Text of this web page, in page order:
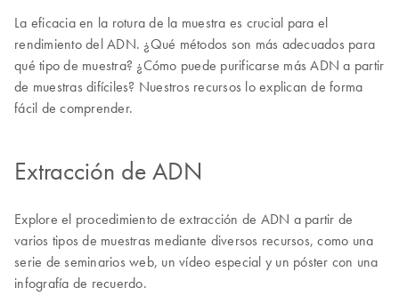
La eficacia en la rotura de la muestra es crucial para el
rendimiento del ADN. ¿Qué métodos son más adecuados para
qué tipo de muestra? ¿Cómo puede purificarse más ADN a partir
de muestras difíciles? Nuestros recursos lo explican de forma
fácil de comprender.
Extracción de ADN
Explore el procedimiento de extracción de ADN a partir de
varios tipos de muestras mediante diversos recursos, como una
serie de seminarios web, un vídeo especial y un póster con una
infografía de recuerdo.